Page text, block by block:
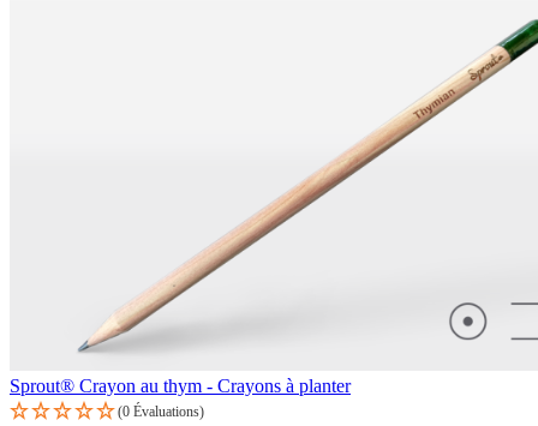
Sprout® Crayon au thym - Crayons à planter
(0 Évaluations)